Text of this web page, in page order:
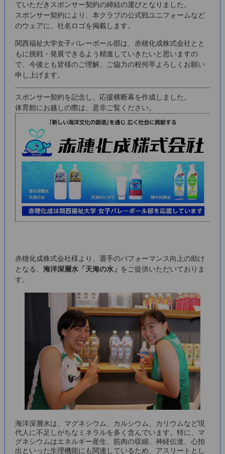
ていただきスポンサー契約の締結の運びとなりました。
スポンサー契約により、本クラブの公式戦ユニフォームなど
のウェアに、社名ロゴを掲載します。
関西福祉大学女子バレーボール部は、赤穂化成株式会社とと
もに挑戦・発展できるよう精進していきたいと思いますの
で、今後とも皆様のご理解、ご協力の程何卒よろしくお願い
申し上げます。
スポンサー契約を記念し、応援横断幕を作成しました。
体育館にお越しの際は、是非ご覧ください。
赤穂化成株式会社様より、選手のパフォーマンス向上の助け
となる、 海洋深層水「天海の水」 をご提供いただいておりま
す。
海洋深層水は、マグネシウム、カルシウム、カリウムなど現
代人に不足しがちなミネラルを多く含んでいます。特に、マ
グネシウムはエネルギー産生、筋肉の収縮、神経伝達、心拍
出といった生理機能にも関連しているため、アスリートとし